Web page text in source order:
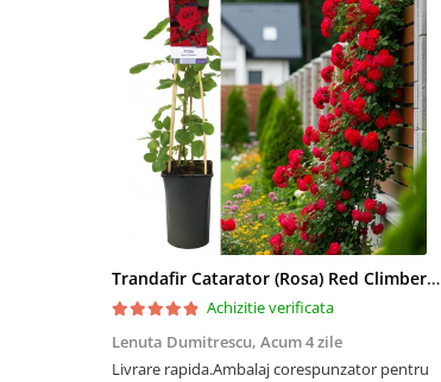
Trandafir Catarator (Rosa) Red Climber - 75cm
Achizitie verificata
Lenuta Dumitrescu, Acum 4 zile
Livrare rapida.Ambalaj corespunzator pentru